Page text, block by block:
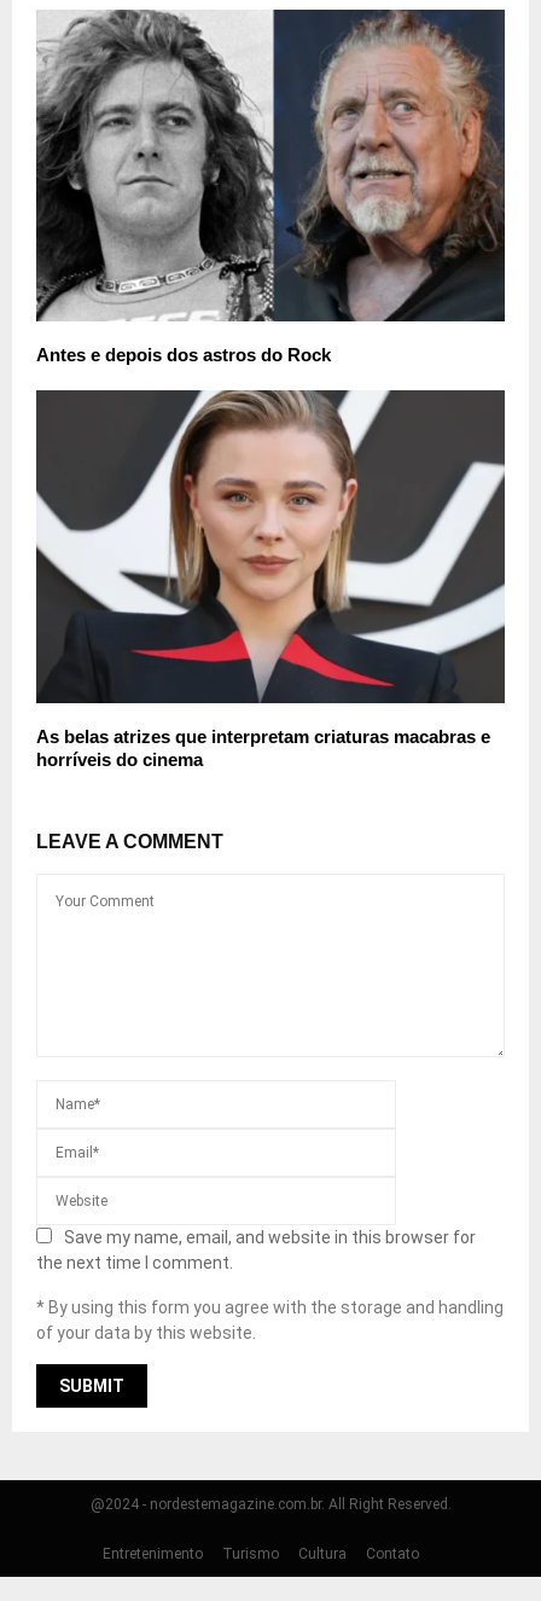
Antes e depois dos astros do Rock
As belas atrizes que interpretam criaturas macabras e
horríveis do cinema
LEAVE A COMMENT
Save my name, email, and website in this browser for
the next time I comment.
* By using this form you agree with the storage and handling
of your data by this website.
@2024 - nordestemagazine.com.br. All Right Reserved.
Entretenimento Turismo Cultura Contato